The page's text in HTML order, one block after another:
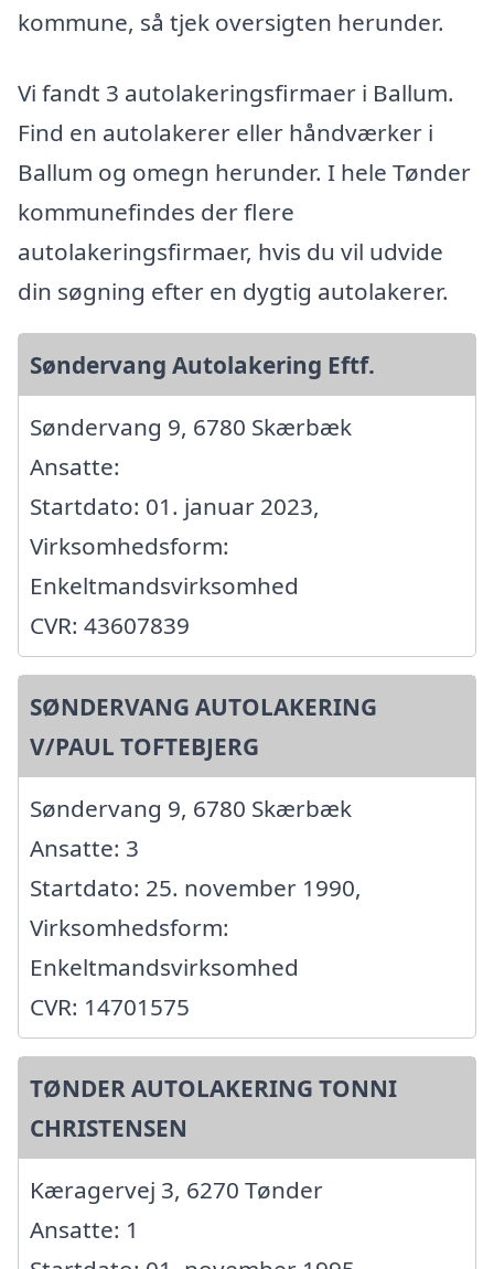
kommune, så tjek oversigten herunder.
Vi fandt 3 autolakeringsfirmaer i Ballum.
Find en autolakerer eller håndværker i
Ballum og omegn herunder. I hele Tønder
kommunefindes der flere
autolakeringsfirmaer, hvis du vil udvide
din søgning efter en dygtig autolakerer.
Søndervang Autolakering Eftf.
Søndervang 9, 6780 Skærbæk
Ansatte:
Startdato: 01. januar 2023,
Virksomhedsform:
Enkeltmandsvirksomhed
CVR: 43607839
SØNDERVANG AUTOLAKERING
V/PAUL TOFTEBJERG
Søndervang 9, 6780 Skærbæk
Ansatte: 3
Startdato: 25. november 1990,
Virksomhedsform:
Enkeltmandsvirksomhed
CVR: 14701575
TØNDER AUTOLAKERING TONNI
CHRISTENSEN
Kæragervej 3, 6270 Tønder
Ansatte: 1